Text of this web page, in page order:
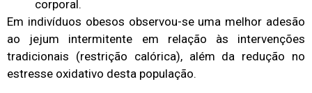
corporal.
Em indivíduos obesos observou-se uma melhor adesão
ao jejum intermitente em relação às intervenções
tradicionais (restrição calórica), além da redução no
estresse oxidativo desta população.